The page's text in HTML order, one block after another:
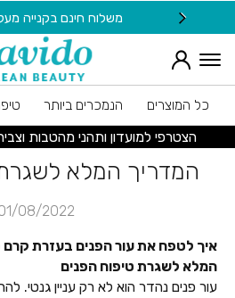
Skip to Content משלוח חינם בקנייה מעל 149
כל המוצרים הנמכרים ביותר
הצטרפי למועדון ותהני מהטבות
המדריך המלא
08/2022
איך לטפח את עור הפנים בעזרת קרם
המלא לשגרת טיפוח הפנים
עור פנים נהדר הוא לא רק עניין גנטי.
בחזרה למעלה